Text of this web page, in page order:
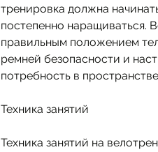
тренировка должна
постепенно наращиваться.
правильным положением
ремней безопасности и
потребность в
Техника занятий
Техника занятий на